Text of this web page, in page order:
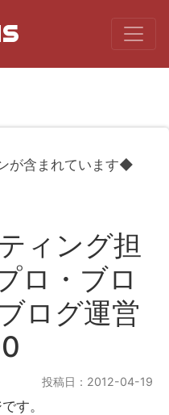
が含まれています◆
ィング担
ロ・ブロ
ログ運営
投稿日：2012-04-19
す。